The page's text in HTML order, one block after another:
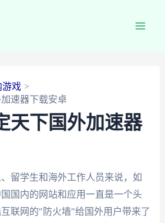
游戏
速器下载安卓
天下国外加速器
留学生和海外工作人员来说，如
国内的网站和应用一直是一个头
联网的"防火墙"给国外用户带来了